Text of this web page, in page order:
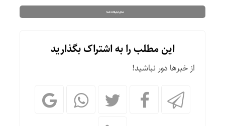
این مطلب را به اشتراک بگذارید
از خبرها دور نباشید!